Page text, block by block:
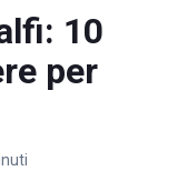
10
per